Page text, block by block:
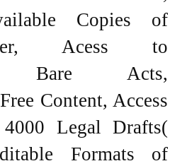
Copies of
Acess to
Bare Acts,
Content, Access
Legal Drafts(
Formats of